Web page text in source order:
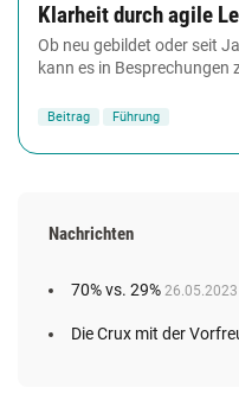
Klarheit durch agile
Ob neu gebildet oder seit
kann es in
Beitrag Führung
Nachrichten
70% vs. 29% 26.05.2023
Die Crux mit der